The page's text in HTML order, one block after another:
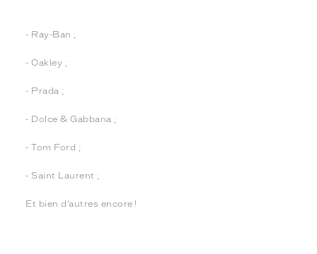
- Ray-Ban ;
- Oakley ;
- Prada ;
- Dolce & Gabbana ;
- Tom Ford ;
- Saint Laurent ;
Et bien d’autres encore !